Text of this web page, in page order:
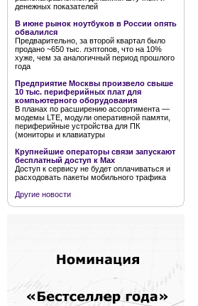
денежных показателей
В июне рынок ноутбуков в России опять
обвалился
Предварительно, за второй квартал было
продано ~650 тыс. лэптопов, что на 10%
хуже, чем за аналогичный период прошлого
года
Предприятие Москвы произвело свыше
10 тыс. периферийных плат для
компьютерного оборудования
В планах по расширению ассортимента —
модемы LTE, модули оперативной памяти,
периферийные устройства для ПК
(мониторы и клавиатуры
Крупнейшие операторы связи запускают
бесплатный доступ к Мах
Доступ к сервису не будет оплачиваться и
расходовать пакеты мобильного трафика
Другие новости